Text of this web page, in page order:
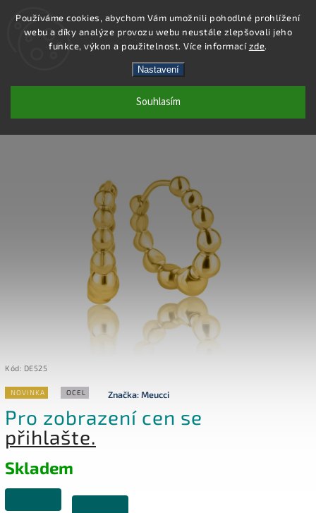
Používáme cookies, abychom Vám umožnili pohodlné prohlížení
webu a díky analýze provozu webu neustále zlepšovali jeho
funkce, výkon a použitelnost. Více informacízde.
Nastavení
Souhlasím
Hledat
DE525 - NÁUŠNICE OCEL
Kód: DE525
NOVINKA OCEL Značka:Meucci
Pro zobrazení cen se
přihlašte.
Skladem